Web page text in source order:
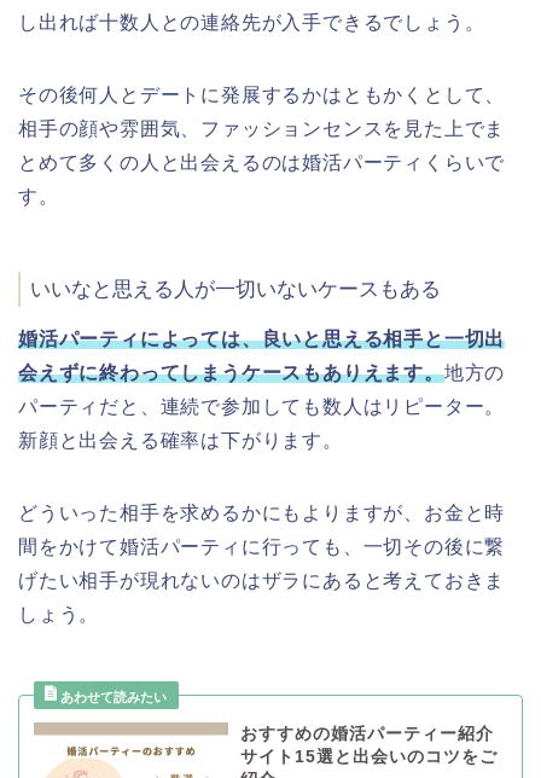
し出れば十数人との連絡先が入手できるでしょう。
その後何人とデートに発展するかはともかくとして、
相手の顔や雰囲気、ファッションセンスを見た上でま
とめて多くの人と出会えるのは婚活パーティくらいで
す。
いいなと思える人が一切いないケースもある
婚活パーティによっては、良いと思える相手と一切出
会えずに終わってしまうケースもありえます。地方の
パーティだと、連続で参加しても数人はリピーター。
新顔と出会える確率は下がります。
どういった相手を求めるかにもよりますが、お金と時
間をかけて婚活パーティに行っても、一切その後に繋
げたい相手が現れないのはザラにあると考えておきま
しょう。
おすすめの婚活パーティー紹介
サイト15選と出会いのコツをご